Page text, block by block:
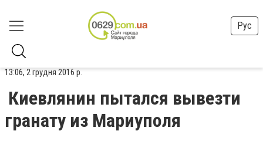
Рус
13:06, 2 грудня 2016 р.
Киевлянин пытался вывезти
гранату из Мариуполя